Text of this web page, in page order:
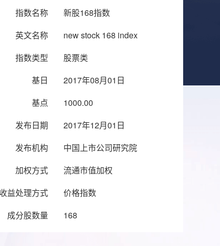
指数名称
新股168指数
英文名称
new stock 168 index
指数类型
股票类
基日
2017年08月01日
基点
1000.00
发布日期
2017年12月01日
发布机构
中国上市公司研究院
加权方式
流通市值加权
收益处理方式
价格指数
成分股数量
168